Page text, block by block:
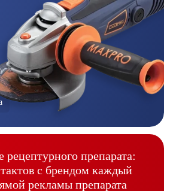
рецептурного препарата:
с брендом каждый
рекламы препарата